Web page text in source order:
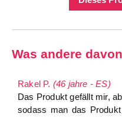
Was andere
Rakel P. (46 jahre - ES)
Das Produkt gefällt mir,
sodass man das